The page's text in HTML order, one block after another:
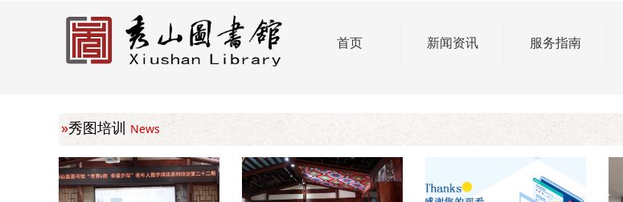
首页 新闻资讯 服务指南
»秀图培训 News